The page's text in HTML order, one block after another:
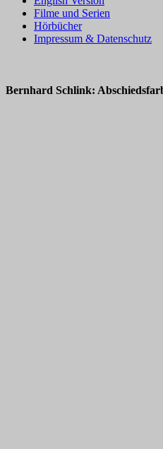
Filme und Serien
Hörbücher
Impressum & Datenschutz
Bernhard Schlink: